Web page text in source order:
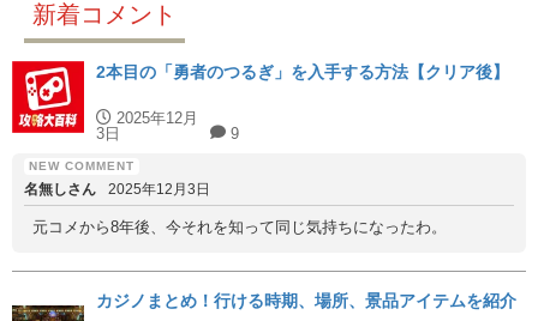
新着コメント
2本目の「勇者のつるぎ」を入手する方法【クリア後】
2025年12月
3日
9
名無しさん 2025年12月3日
元コメから8年後、今それを知って同じ気持ちになったわ。
カジノまとめ！行ける時期、場所、景品アイテムを紹介